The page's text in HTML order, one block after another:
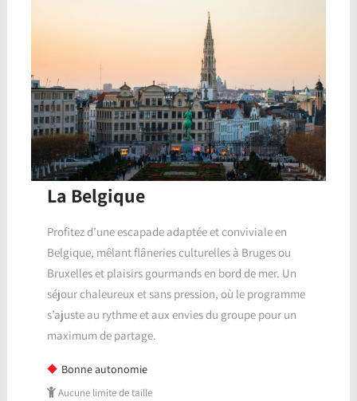
La Belgique
Profitez d’une escapade adaptée et conviviale en
Belgique, mêlant flâneries culturelles à Bruges ou
Bruxelles et plaisirs gourmands en bord de mer. Un
séjour chaleureux et sans pression, où le programme
s’ajuste au rythme et aux envies du groupe pour un
maximum de partage.
Bonne autonomie
Aucune limite de taille